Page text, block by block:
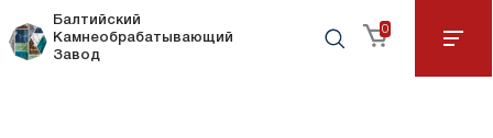
Балтийский
Камнеобрабатывающий
Завод
0